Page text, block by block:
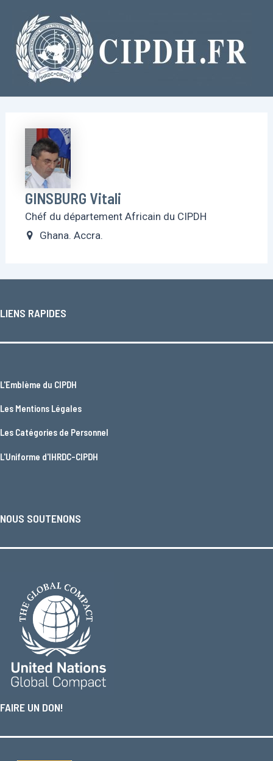
contenu
GINSBURG Vitali
Chéf du département Africain du CIPDH
Ghana. Accra.
LIENS RAPIDES
L'Emblème du CIPDH
Les Mentions Légales
Les Catégories de Personnel
L'Uniforme d'IHRDC-CIPDH
NOUS SOUTENONS
FAIRE UN DON!